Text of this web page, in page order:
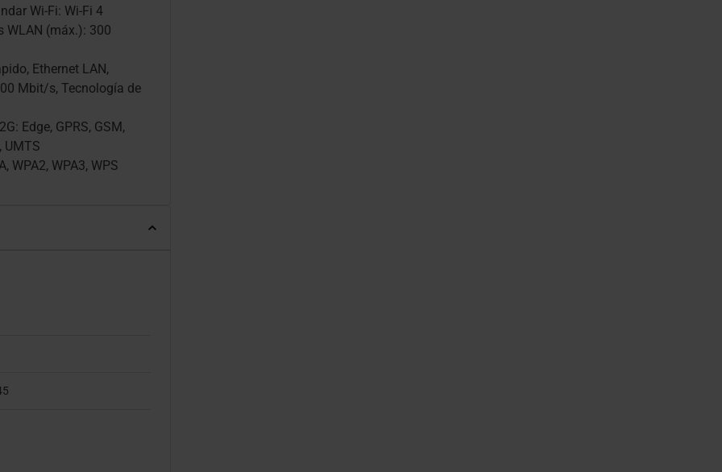
Wi-Fi: Wi-Fi 4
WLAN (máx.): 300
Ethernet LAN,
Mbit/s, Tecnología de
Edge, GPRS, GSM,
UMTS
WPA2, WPA3, WPS